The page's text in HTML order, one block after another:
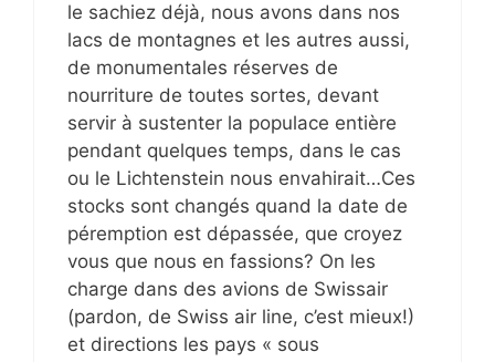
le sachiez déjà, nous avons dans nos
lacs de montagnes et les autres aussi,
de monumentales réserves de
nourriture de toutes sortes, devant
servir à sustenter la populace entière
pendant quelques temps, dans le cas
ou le Lichtenstein nous envahirait…Ces
stocks sont changés quand la date de
péremption est dépassée, que croyez
vous que nous en fassions? On les
charge dans des avions de Swissair
(pardon, de Swiss air line, c’est mieux!)
et directions les pays « sous